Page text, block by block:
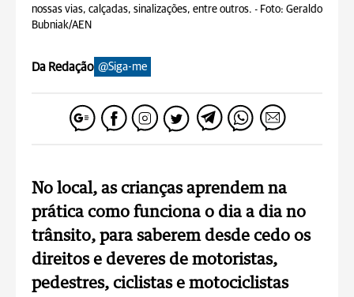
nossas vias, calçadas, sinalizações, entre outros. - Foto: Geraldo
Bubniak/AEN
Da Redação @Siga-me
No local, as crianças aprendem na
prática como funciona o dia a dia no
trânsito, para saberem desde cedo os
direitos e deveres de motoristas,
pedestres, ciclistas e motociclistas